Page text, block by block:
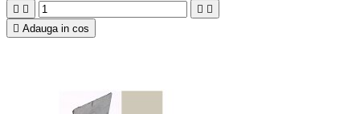
   
 Adauga in cos